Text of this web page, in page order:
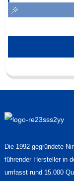
Die 1992 gegründete
führender Hersteller in
umfasst rund 15.000